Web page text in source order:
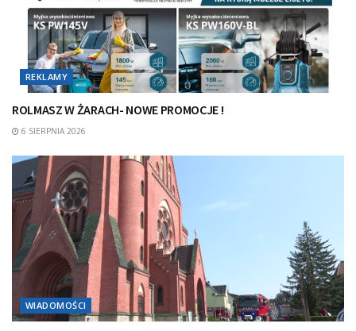
REKLAMY
ROLMASZ W ŻARACH- NOWE PROMOCJE !
6 SIERPNIA 2026
WIADOMOŚCI